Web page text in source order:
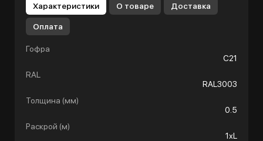
Характеристики О товаре Доставка
Оплата
Гофра
С21
RAL
RAL3003
Толщина (мм)
0.5
Раскрой (м)
1хL